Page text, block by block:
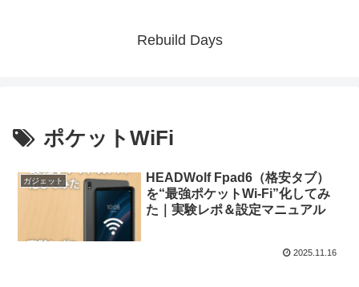
Rebuild Days
ポケットWiFi
ガジェット
HEADWolf Fpad6（格安タブ）
を“最強ポケットWi-Fi”化してみ
た｜実験レポ＆設定マニュアル
2025.11.16